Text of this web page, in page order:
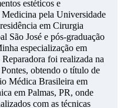
estéticos e
pela Universidade
em Cirurgia
São José e pós-graduação
especialização em
foi realizada na
obtendo o título de
Médica Brasileira em
em Palmas, PR, onde
com as técnicas